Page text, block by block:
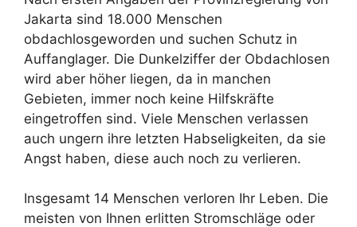
Jakarta sind 18.000 Menschen
obdachlosgeworden und suchen Schutz in
Auffanglager. Die Dunkelziffer der Obdachlosen
wird aber höher liegen, da in manchen
Gebieten, immer noch keine Hilfskräfte
eingetroffen sind. Viele Menschen verlassen
auch ungern ihre letzten Habseligkeiten, da sie
Angst haben, diese auch noch zu verlieren.
Insgesamt 14 Menschen verloren Ihr Leben. Die
meisten von Ihnen erlitten Stromschläge oder